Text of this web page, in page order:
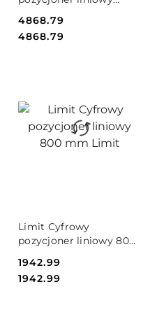
Cena:
4868.79
Cena:
4868.79
Limit Cyfrowy
pozycjoner liniowy 800
Cena:
1942.99
Cena:
1942.99
DO KOSZYKA